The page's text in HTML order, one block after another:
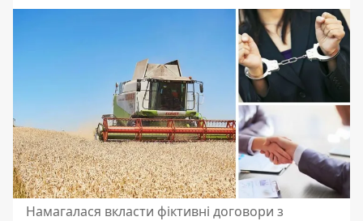
Намагалася вкласти фіктивні договори з